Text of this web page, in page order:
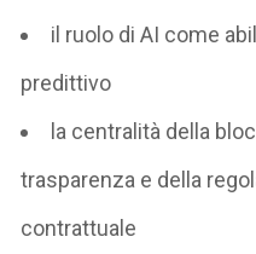
il ruolo di AI come
predittivo
la centralità della
trasparenza e della
contrattuale